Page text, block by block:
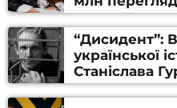
“Дисидент”:
української
Станіслава
Алфьорова